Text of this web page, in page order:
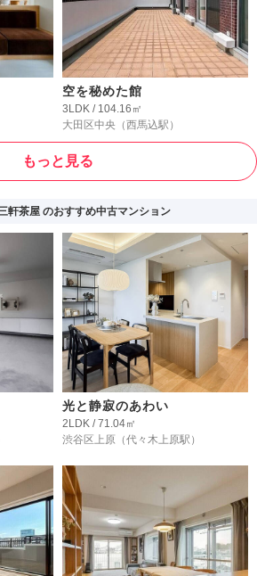
空を秘めた館
3LDK / 104.16㎡
大田区中央 （西馬込駅）
もっと見る
軒茶屋のおすすめ中古マンション
光と静寂のあわい
2LDK / 71.04㎡
渋谷区上原 （代々木上原駅）